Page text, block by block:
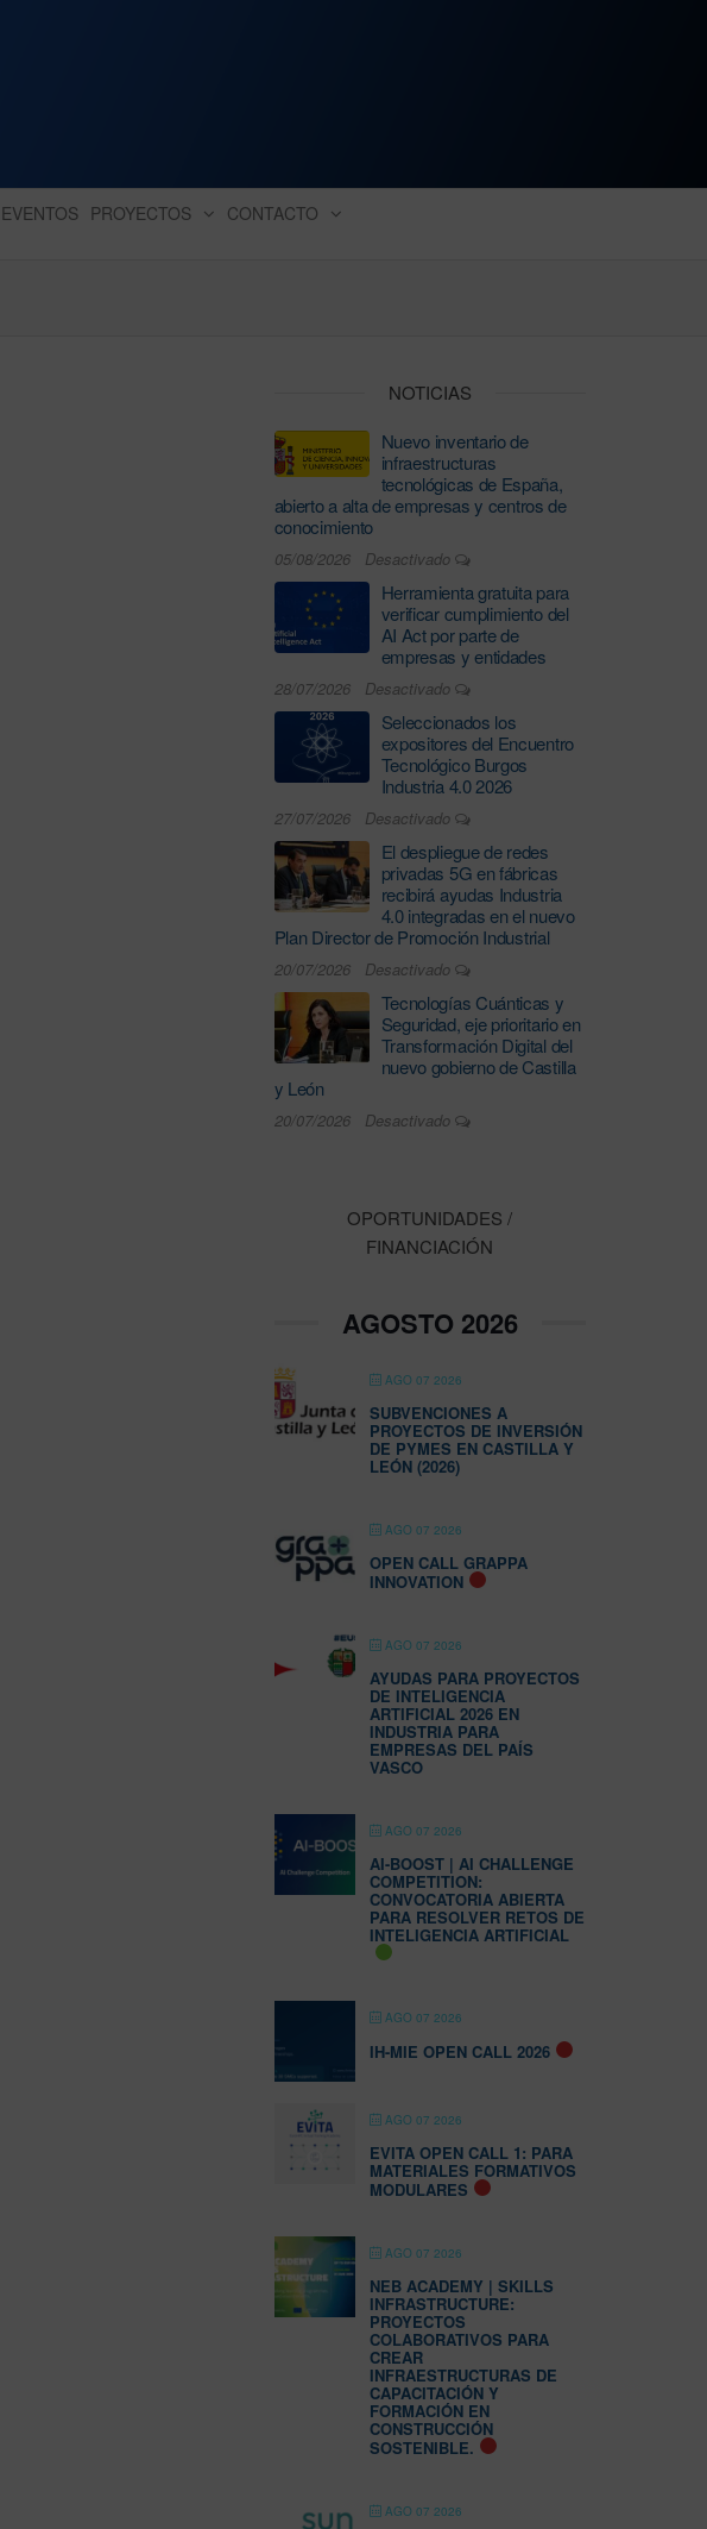
EVENTOS PROYECTOS CONTACTO
NOTICIAS
Nuevo inventario de
infraestructuras
tecnológicas de España,
abierto a alta de empresas y centros de
conocimiento
05/08/2026 Desactivado
Herramienta gratuita para
verificar cumplimiento del
AI Act por parte de
empresas y entidades
28/07/2026 Desactivado
Seleccionados los
expositores del Encuentro
Tecnológico Burgos
Industria 4.0 2026
27/07/2026 Desactivado
El despliegue de redes
privadas 5G en fábricas
recibirá ayudas Industria
4.0 integradas en el nuevo
Plan Director de Promoción Industrial
20/07/2026 Desactivado
Tecnologías Cuánticas y
Seguridad, eje prioritario en
Transformación Digital del
nuevo gobierno de Castilla
y León
20/07/2026 Desactivado
OPORTUNIDADES /
FINANCIACIÓN
AGOSTO 2026
AGO 07 2026
SUBVENCIONES A
PROYECTOS DE INVERSIÓN
DE PYMES EN CASTILLA Y
LEÓN (2026)
AGO 07 2026
OPEN CALL GRAPPA
INNOVATION
AGO 07 2026
AYUDAS PARA PROYECTOS
DE INTELIGENCIA
ARTIFICIAL 2026 EN
INDUSTRIA PARA
EMPRESAS DEL PAÍS
VASCO
AGO 07 2026
AI-BOOST | AI CHALLENGE
COMPETITION:
CONVOCATORIA ABIERTA
PARA RESOLVER RETOS DE
INTELIGENCIA ARTIFICIAL
AGO 07 2026
IH-MIE OPEN CALL 2026
AGO 07 2026
EVITA OPEN CALL 1: PARA
MATERIALES FORMATIVOS
MODULARES
AGO 07 2026
NEB ACADEMY | SKILLS
INFRASTRUCTURE:
PROYECTOS
COLABORATIVOS PARA
CREAR
INFRAESTRUCTURAS DE
CAPACITACIÓN Y
FORMACIÓN EN
CONSTRUCCIÓN
SOSTENIBLE.
AGO 07 2026